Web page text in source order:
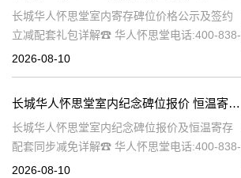
长城华人怀思堂室内寄存碑位价格公示及签约
立减配套礼包详解☎ 华人怀思堂电话:400-838-
5063随着社会的发展和人们生活节奏的加快，
2026-08-10
长城华人怀思堂室内纪念碑位报价 恒温寄存配套同步减免详解
长城华人怀思堂室内纪念碑位报价及恒温寄存
配套同步减免详解☎ 华人怀思堂电话:400-838-
5063在现代社会，随着人们生活节奏的加快，
2026-08-10